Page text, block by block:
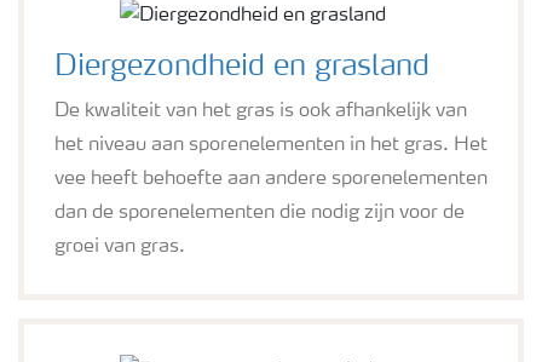
Diergezondheid en grasland
De kwaliteit van het gras is ook afhankelijk van
het niveau aan sporenelementen in het gras. Het
vee heeft behoefte aan andere sporenelementen
dan de sporenelementen die nodig zijn voor de
groei van gras.